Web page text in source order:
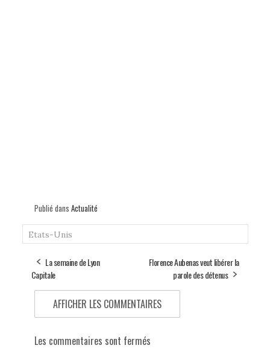
Publié dans Actualité
Etats-Unis
La semaine de Lyon
Capitale
Florence Aubenas veut libérer la
parole des détenus
AFFICHER LES COMMENTAIRES
Les commentaires sont fermés